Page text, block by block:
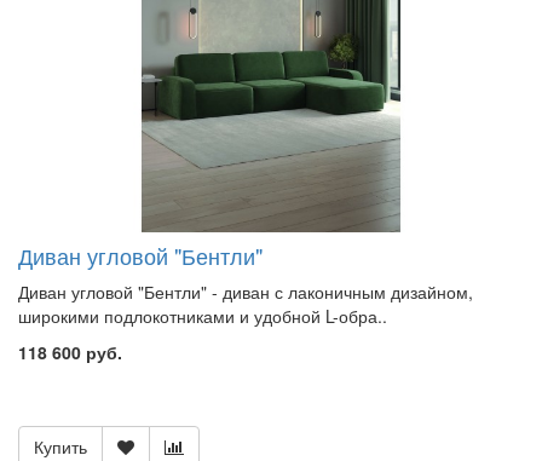
Диван угловой "Бентли"
Диван угловой "Бентли" - диван с лаконичным дизайном,
широкими подлокотниками и удобной L-обра..
118 600 руб.
Купить